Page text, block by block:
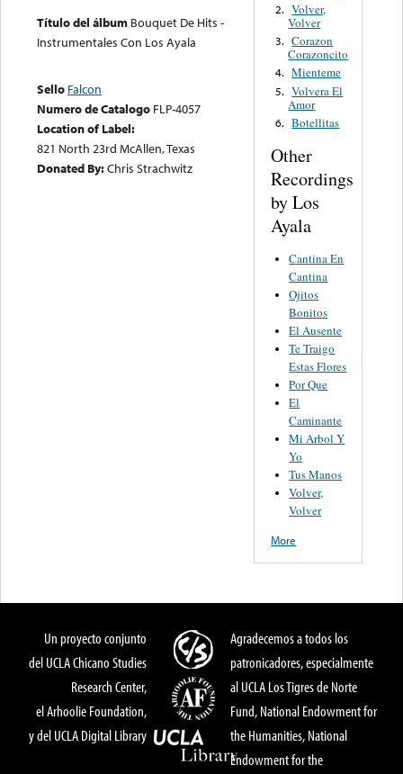
Título del álbum Bouquet De Hits -
Instrumentales Con Los Ayala
Sello Falcon
Numero de Catalogo FLP-4057
Location of Label:
821 North 23rd McAllen, Texas
Donated By:Chris Strachwitz
2. Volver,
Volver
3. Corazon
Corazoncito
4. Mienteme
5. Volvera El
Amor
6. Botellitas
Other
Recordings
by Los
Ayala
Cantina En
Cantina
Ojitos
Bonitos
El Ausente
Te Traigo
Estas Flores
Por Que
El
Caminante
Mi Arbol Y
Yo
Tus Manos
Volver,
Volver
More
Un proyecto conjunto
del UCLA Chicano Studies
Research Center,
el Arhoolie Foundation,
y del UCLA Digital Library
Agradecemos a todos los
patronicadores, especialmente
al UCLA Los Tigres de Norte
Fund, National Endowment for
the Humanities, National
Endowment for the